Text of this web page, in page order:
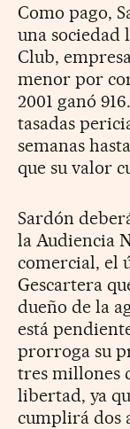
Como pago,
una
Club,
menor por
2001 ganó
tasadas
semanas
que su valor
Sardón
la Audiencia
comercial, el
Gescartera
dueño de la
está
prorroga su
tres millones
libertad, ya
cumplirá dos